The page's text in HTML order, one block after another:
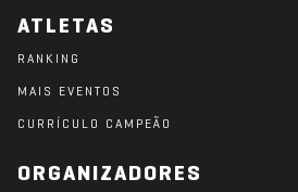
ATLETAS
RANKING
MAIS EVENTOS
CURRÍCULO CAMPEÃO
ORGANIZADORES